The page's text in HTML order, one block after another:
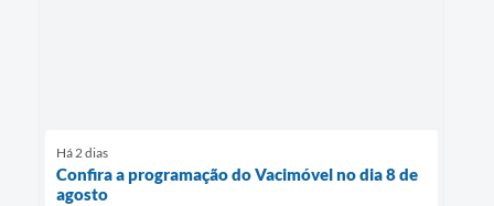
Há 2 dias
Confira a programação do Vacimóvel no dia 8 de
agosto